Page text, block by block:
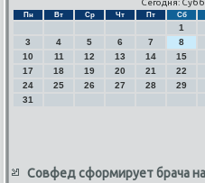
Сегодня:
Пн Вт Ср Чт Пт Сб
1
3
4 5 6 7 8
10
11 12 13 14 15
17
18 19 20 21 22
24
25 26 27 28 29
31
Совфед сформирует брача